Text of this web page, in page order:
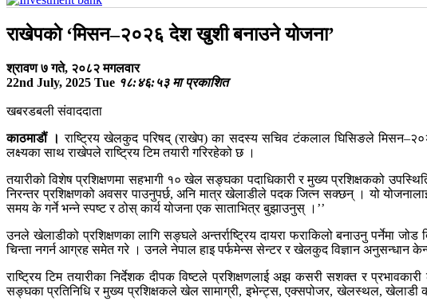
राखेपकाे ‘मिसन–२०२६ देश खुशी बनाउने योजना’
श्रावण ७ गते, २०८२ मगलवार
22nd July, 2025 Tue १८:४६:५३ मा प्रकाशित
खबरडबली संवाददाता
काठमाडौं ।राष्ट्रिय खेलकुद परिषद् (राखेप) का सदस्य सचिव टंकलाल घिसिङले
लक्ष्यका साथ राखेपले राष्ट्रिय टिम तयारी गरिरहेको छ ।
तयारीको विशेष प्रशिक्षणमा सहभागी १० खेल सङ्घका पदाधिकारी र मुख्य प्रशिक्षकको
निरन्तर प्रशिक्षणको अवसर पाउनुपर्छ, अनि मात्र खेलाडीले पदक जित्न सक्छन् । यो
समय के गर्ने भन्ने स्पष्ट र ठोस् कार्य योजना एक साताभित्र बुझाउनुस् ।’’
उनले खेलाडीको प्रशिक्षणका लागि सङ्घले अन्तर्राष्ट्रिय दायरा फराकिलो बनाउनु पर्नेमा
चिन्ता नगर्न आग्रह समेत गरे । उनले नेपाल हाइ पर्फमेन्स सेन्टर र खेलकुद विज्ञान अनुसन्धान
राष्ट्रिय टिम तयारीका निर्देशक दीपक विष्टले प्रशिक्षणलाई अझ कसरी सशक्त र
सङ्घका प्रतिनिधि र मुख्य प्रशिक्षकले खेल सामाग्री, इभेन्ट्स, एक्सपोजर, खेलस्थल, खेलाडी